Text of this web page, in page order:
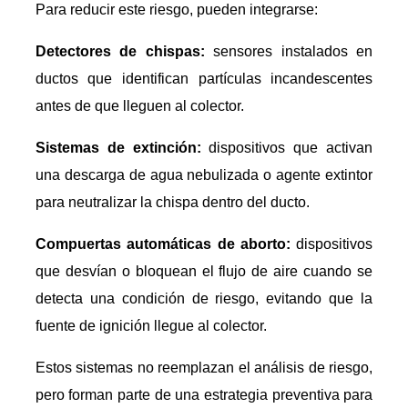
Para reducir este riesgo, pueden integrarse:
Detectores de chispas: sensores instalados en
ductos que identifican partículas incandescentes
antes de que lleguen al colector.
Sistemas de extinción: dispositivos que activan
una descarga de agua nebulizada o agente extintor
para neutralizar la chispa dentro del ducto.
Compuertas automáticas de aborto: dispositivos
que desvían o bloquean el flujo de aire cuando se
detecta una condición de riesgo, evitando que la
fuente de ignición llegue al colector.
Estos sistemas no reemplazan el análisis de riesgo,
pero forman parte de una estrategia preventiva para